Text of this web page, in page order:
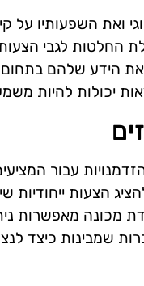
ואת השפעותיו על
החלטות לגבי
הידע שלהם בתחום
יכולות להיות
עבור
הצעות ייחודיות
מכונה מאפשרות
שמבינות כיצד